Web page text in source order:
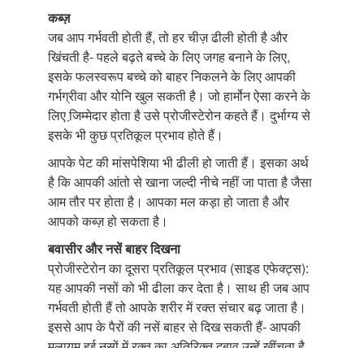
कब्ज़
जब आप गर्भवती होती हैं, तो हर चीज़ ढीली होती है और
खिंचती है- पहले बढ़ते बच्चे के लिए जगह बनाने के लिए,
इसके फलस्वरूप बच्चे को बाहर निकलने के लिए आपकी
गर्भग्रीवा और योनि खुल सकती है। जो हार्मोन ऐसा करने के
लिए जि़म्मेदार होता है उसे प्रोजीस्टेरोन कहते हैं। दुर्भाग्य से
इसके भी कुछ प्रतिकूल प्रभाव होते हैं।
आपके पेट की मांसपेशिया भी ढीली हो जाती हैं। इसका अर्थ
है कि आपकी आंतो से खाना जल्दी नीचे नहीं जा पाता है जैसा
आम तौर पर होता है। आपका मल कड़ा हो जाता है और
आपको कब्ज़ हो सकता है।
बवासीर और नसें बाहर दिखना
प्रोजीस्टेरोन का दूसरा प्रतिकूल प्रभाव (साइड एफेक्ट्स):
यह आपकी नसों को भी ढीला कर देता है। साथ ही जब आप
गर्भवती होती हैं तो आपके शरीर में रक्त संचार बढ़ जाता है।
इससे आप के पैरों की नसें बाहर से दिख सकती हैं- आपकी